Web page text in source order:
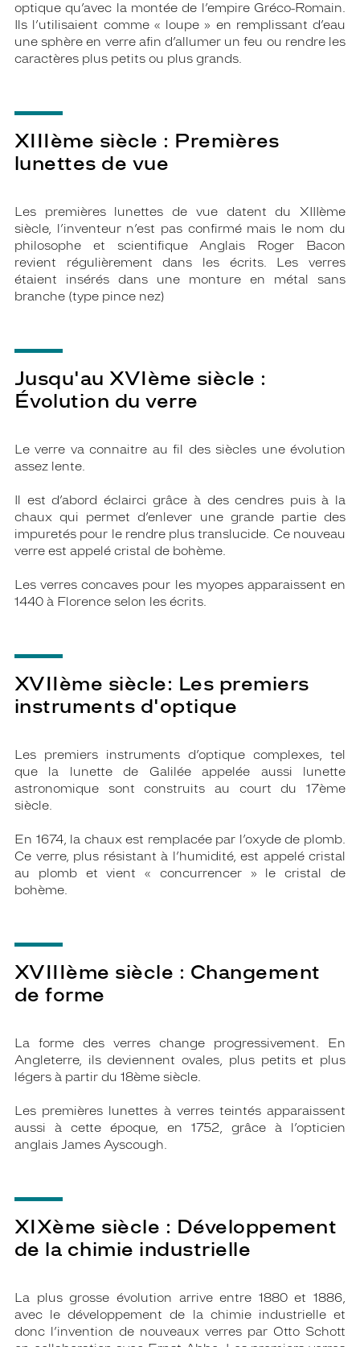
optique qu’avec la montée de l’empire Gréco-Romain.
Ils l’utilisaient comme « loupe » en remplissant d’eau
une sphère en verre afin d’allumer un feu ou rendre les
caractères plus petits ou plus grands.
XIIIème siècle : Premières
lunettes de vue
Les premières lunettes de vue datent du XIIIème
siècle, l’inventeur n’est pas confirmé mais le nom du
philosophe et scientifique Anglais Roger Bacon
revient régulièrement dans les écrits. Les verres
étaient insérés dans une monture en métal sans
branche (type pince nez)
Jusqu'au XVIème siècle :
Évolution du verre
Le verre va connaitre au fil des siècles une évolution
assez lente.
Il est d’abord éclairci grâce à des cendres puis à la
chaux qui permet d’enlever une grande partie des
impuretés pour le rendre plus translucide. Ce nouveau
verre est appelé cristal de bohème.
Les verres concaves pour les myopes apparaissent en
1440 à Florence selon les écrits.
XVIIème siècle: Les premiers
instruments d'optique
Les premiers instruments d’optique complexes, tel
que la lunette de Galilée appelée aussi lunette
astronomique sont construits au court du 17ème
siècle.
En 1674, la chaux est remplacée par l’oxyde de plomb.
Ce verre, plus résistant à l’humidité, est appelé cristal
au plomb et vient « concurrencer » le cristal de
bohème.
XVIIIème siècle : Changement
de forme
La forme des verres change progressivement. En
Angleterre, ils deviennent ovales, plus petits et plus
légers à partir du 18ème siècle.
Les premières lunettes à verres teintés apparaissent
aussi à cette époque, en 1752, grâce à l’opticien
anglais James Ayscough.
XIXème siècle : Développement
de la chimie industrielle
La plus grosse évolution arrive entre 1880 et 1886,
avec le développement de la chimie industrielle et
donc l’invention de nouveaux verres par Otto Schott